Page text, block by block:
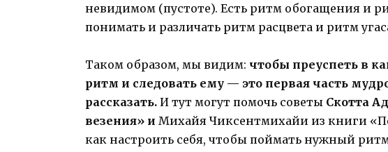
невидимом (пустоте). Есть ритм обогащения и
понимать и различать ритм расцвета и ритм
Таком образом, мы видим: чтобы преуспеть в
ритм и следовать ему — это первая часть
рассказать. И тут могут помочь советы Скотта
везения» и Михайя Чиксентмихайи из книги
как настроить себя, чтобы поймать нужный